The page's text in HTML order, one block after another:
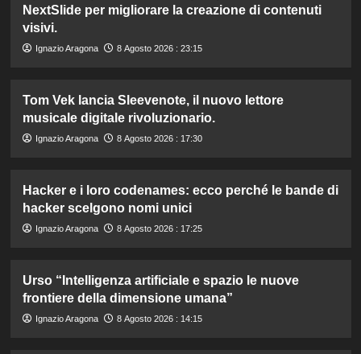
NextSlide per migliorare la creazione di contenuti
visivi.
Ignazio Aragona 8 Agosto 2026 : 23:15
Tom Vek lancia Sleevenote, il nuovo lettore
musicale digitale rivoluzionario.
Ignazio Aragona 8 Agosto 2026 : 17:30
Hacker e i loro codenames: ecco perché le bande di
hacker scelgono nomi unici
Ignazio Aragona 8 Agosto 2026 : 17:25
Urso “Intelligenza artificiale e spazio le nuove
frontiere della dimensione umana”
Ignazio Aragona 8 Agosto 2026 : 14:15